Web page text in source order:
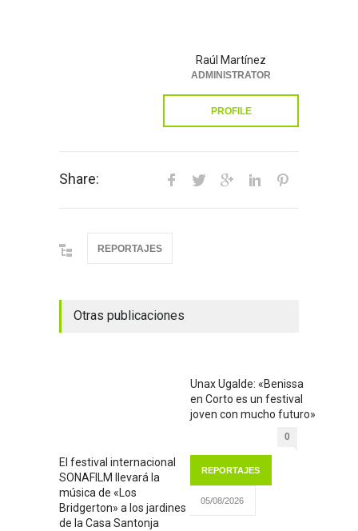
Raúl Martínez
ADMINISTRATOR
PROFILE
Share:
REPORTAJES
Otras publicaciones
El festival internacional
SONAFILM llevará la
música de «Los
Bridgerton» a los jardines
de la Casa Santonja
Unax Ugalde: «Benissa
en Corto es un festival
joven con mucho futuro»
0
REPORTAJES
05/08/2026